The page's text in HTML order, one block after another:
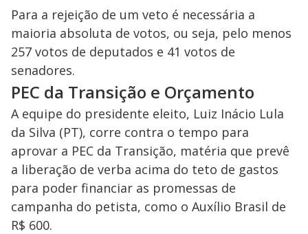
Para a rejeição de um veto é necessária a
maioria absoluta de votos, ou seja, pelo menos
257 votos de deputados e 41 votos de
senadores.
PEC da Transição e Orçamento
A equipe do presidente eleito, Luiz Inácio Lula
da Silva (PT), corre contra o tempo para
aprovar a PEC da Transição, matéria que prevê
a liberação de verba acima do teto de gastos
para poder financiar as promessas de
campanha do petista, como o Auxílio Brasil de
R$ 600.